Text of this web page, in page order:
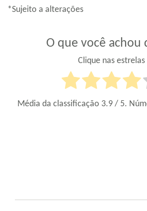
*Sujeito a alterações
O que você achou
Clique nas estrelas
Média da classificação 3.9/ 5.